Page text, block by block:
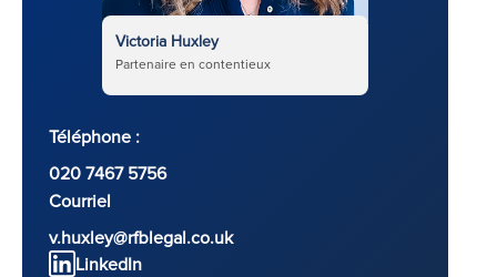
Victoria Huxley
Partenaire en contentieux
Téléphone :
020 7467 5756
Courriel
v.huxley@rfblegal.co.uk
LinkedIn